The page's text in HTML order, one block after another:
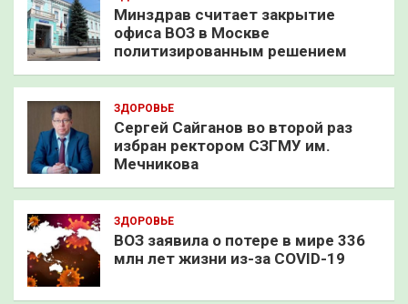
Минздрав считает закрытие
офиса ВОЗ в Москве
политизированным решением
ЗДОРОВЬЕ
Сергей Сайганов во второй раз
избран ректором СЗГМУ им.
Мечникова
ЗДОРОВЬЕ
ВОЗ заявила о потере в мире 336
млн лет жизни из-за COVID-19